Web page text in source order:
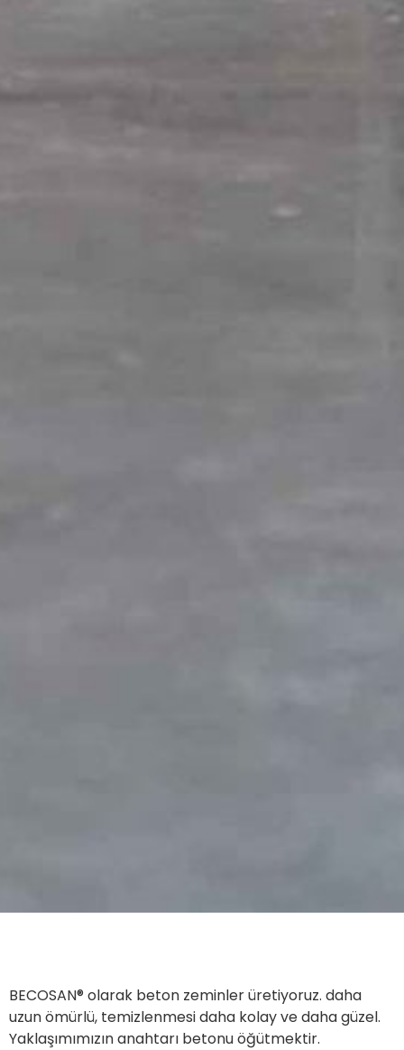
BECOSAN® olarak beton zeminler üretiyoruz. daha
uzun ömürlü, temizlenmesi daha kolay ve daha güzel.
Yaklaşımımızın anahtarı betonu öğütmektir.